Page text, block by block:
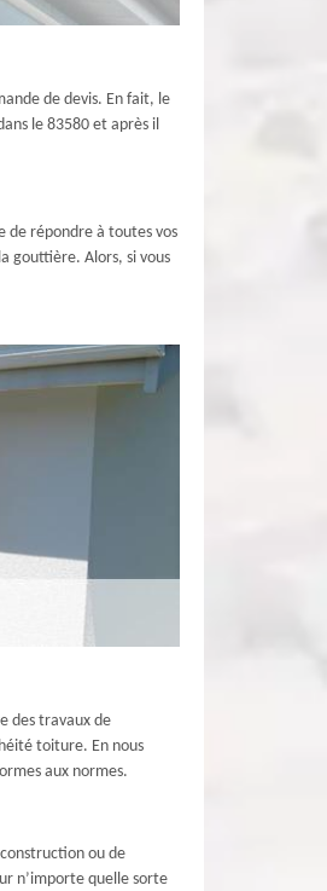
de devis. En fait, le
le 83580 et après il
de répondre à toutes vos
gouttière. Alors, si vous
des travaux de
toiture. En nous
aux normes.
ou de
n’importe quelle sorte